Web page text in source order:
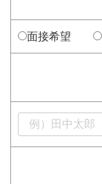
面接希望